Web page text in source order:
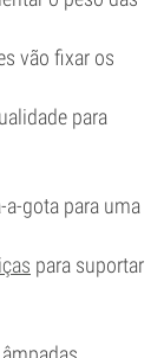
vão fixar os
para
a-gota para uma
para suportar